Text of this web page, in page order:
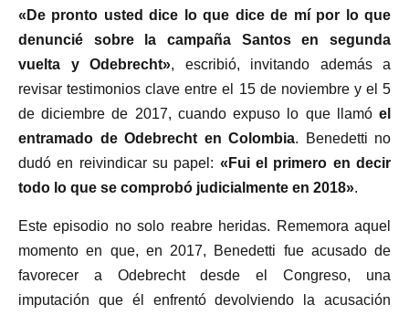
«De pronto usted dice lo que dice de mí por lo que
denuncié sobre la campaña Santos en segunda
vuelta y Odebrecht», escribió, invitando además a
revisar testimonios clave entre el 15 de noviembre y el 5
de diciembre de 2017, cuando expuso lo que llamó el
entramado de Odebrecht en Colombia. Benedetti no
dudó en reivindicar su papel: «Fui el primero en decir
todo lo que se comprobó judicialmente en 2018».
Este episodio no solo reabre heridas. Rememora aquel
momento en que, en 2017, Benedetti fue acusado de
favorecer a Odebrecht desde el Congreso, una
imputación que él enfrentó devolviendo la acusación